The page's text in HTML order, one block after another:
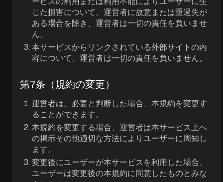
じた損害について、運営者に故意または重過失が
ある場合を除き、運営者は一切の責任を負いませ
ん。
本サービスからリンクされている外部サイトの内
容について、運営者は一切の責任を負いません。
第7条（規約の変更）
運営者は、必要と判断した場合、本規約を変更す
ることができます。
本規約を変更する場合、運営者は本サービス上へ
の掲示その他適切な方法によりユーザーに周知し
ます。
変更後にユーザーが本サービスを利用した場合、
ユーザーは変更後の本規約に同意したものとみな